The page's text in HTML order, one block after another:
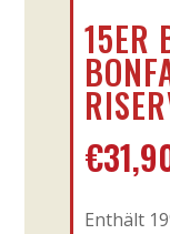
15ER
€
Enthält